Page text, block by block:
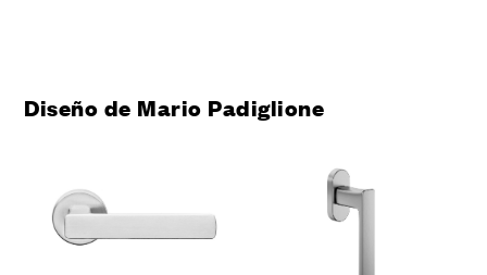
Diseño de Mario Padiglione